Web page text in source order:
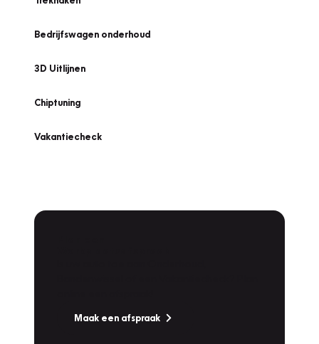
Bedrijfswagen onderhoud
3D Uitlijnen
Chiptuning
Vakantiecheck
Maak een afspraak